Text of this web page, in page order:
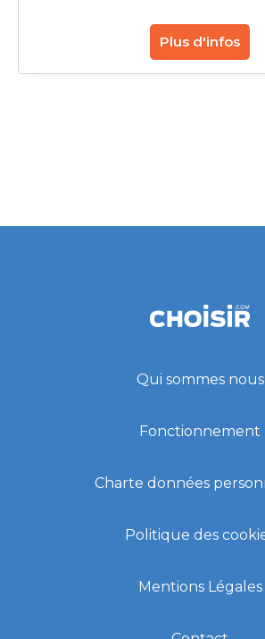
Plus d'infos
Qui sommes nous
Fonctionnement
Charte données
Politique des
Mentions Légales